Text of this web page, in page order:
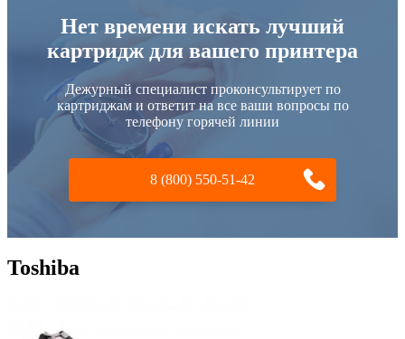
Нет времени искать лучший
картридж для вашего принтера
Дежурный специалист проконсультирует по
картриджам и ответит на все ваши вопросы по
телефону горячей линии
8 (800) 550-51-42
Toshiba